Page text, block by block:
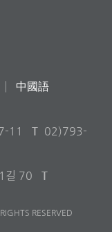
中國語
11
T 02)793-
길 70
T
RESERVED